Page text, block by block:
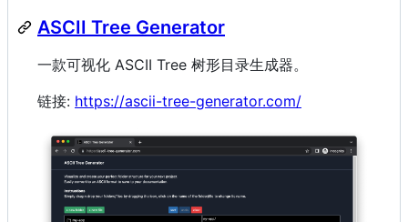
ASCII Tree Generator
一款可视化 ASCII Tree 树形目录生成器。
链接: https://ascii-tree-generator.com/